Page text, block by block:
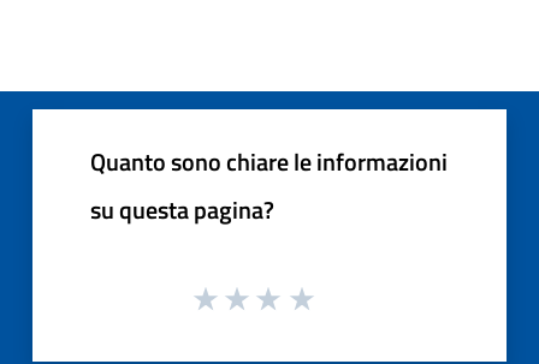
Quanto sono chiare le informazioni
su questa pagina?